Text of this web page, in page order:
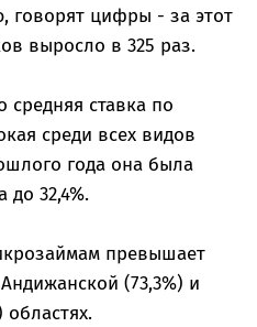
говорят цифры - за этот
выросло в 325 раз.
средняя ставка по
среди всех видов
года она была
до 32,4%.
превышает
(73,3%) и
областях.